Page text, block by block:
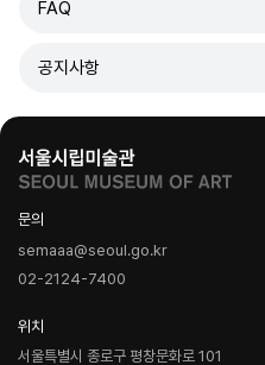
FAQ
공지사항
문의
semaaa@seoul.go.kr
02-2124-7400
위치
서울특별시 종로구 평창문화로 101